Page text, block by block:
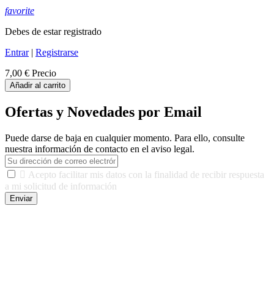
favorite
Debes de estar registrado
Entrar| Registrarse
7,00 € Precio
Añadir al carrito
Ofertas y Novedades por Email
Puede darse de baja en cualquier momento. Para ello, consulte
nuestra información de contacto en el aviso legal.
 Acepto facilitar mis datos con la finalidad de recibir respuesta
a mi solicitud de información
Enviar